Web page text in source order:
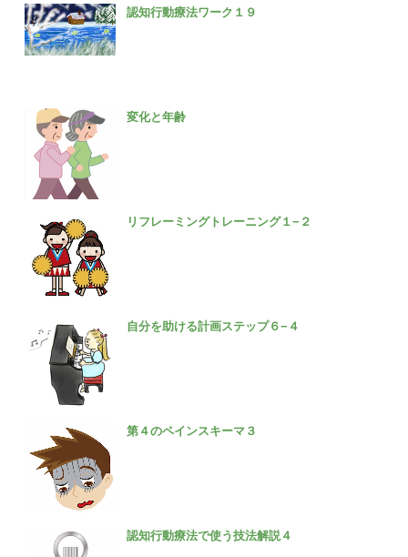
認知行動療法ワーク１９
変化と年齢
リフレーミングトレーニング１−２
自分を助ける計画ステップ６−４
第４のペインスキーマ３
認知行動療法で使う技法解説４